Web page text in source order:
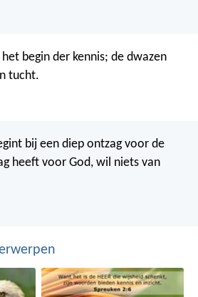
het begin der kennis; de dwazen
tucht.
bij een diep ontzag voor de
heeft voor God, wil niets van